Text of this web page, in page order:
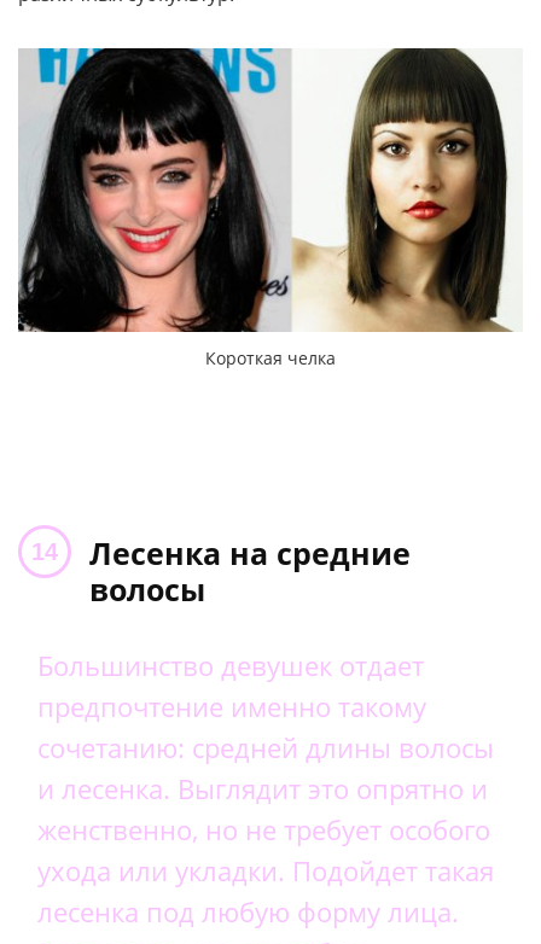
Короткая челка
Лесенка на средние
волосы
Большинство девушек отдает
предпочтение именно такому
сочетанию: средней длины волосы
и лесенка. Выглядит это опрятно и
женственно, но не требует особого
ухода или укладки. Подойдет такая
лесенка под любую форму лица.